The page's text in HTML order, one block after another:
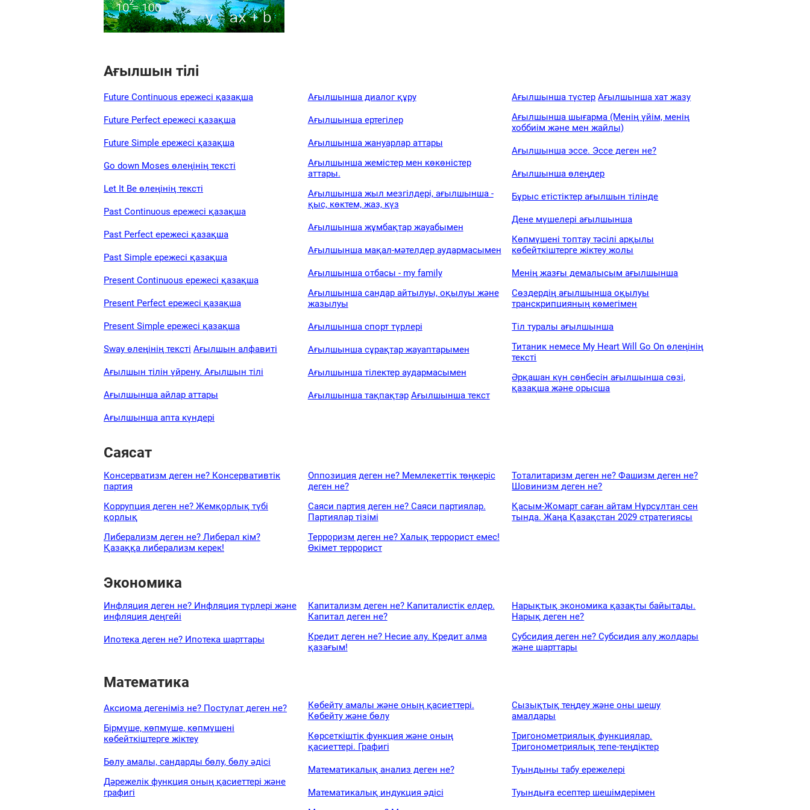
Ағылшын тілі
Future Continuous ережесі қазақша
Future Perfect ережесі қазақша
Future Simple ережесі қазақша
Go down Moses өлеңінің тексті
Let It Be өлеңінің тексті
Past Continuous ережесі қазақша
Past Perfect ережесі қазақша
Past Simple ережесі қазақша
Present Continuous ережесі қазақша
Present Perfect ережесі қазақша
Present Simple ережесі қазақша
Sway өлеңінің тексті Ағылшын алфавиті
Ағылшын тілін үйрену. Ағылшын тілі
Ағылшынша айлар аттары
Ағылшынша апта күндері
Ағылшынша диалог құру
Ағылшынша ертегілер
Ағылшынша жануарлар аттары
Ағылшынша жемістер мен көкөністер
аттары.
Ағылшынша жыл мезгілдері, ағылшынша -
қыс, көктем, жаз, күз
Ағылшынша жұмбақтар жауабымен
Ағылшынша мақал-мәтелдер аудармасымен
Ағылшынша отбасы - my family
Ағылшынша сандар айтылуы, оқылуы және
жазылуы
Ағылшынша спорт түрлері
Ағылшынша сұрақтар жауаптарымен
Ағылшынша тілектер аудармасымен
Ағылшынша тақпақтар Ағылшынша текст
Ағылшынша түстер Ағылшынша хат жазу
Ағылшынша шығарма (Менің үйім, менің
хоббиім және мен жайлы)
Ағылшынша эссе. Эссе деген не?
Ағылшынша өлеңдер
Бұрыс етістіктер ағылшын тілінде
Дене мүшелері ағылшынша
Көпмүшені топтау тәсілі арқылы
көбейткіштерге жіктеу жолы
Менің жазғы демалысым ағылшынша
Сөздердің ағылшынша оқылуы
транскрипцияның көмегімен
Тіл туралы ағылшынша
Титаник немесе My Heart Will Go On өлеңінің
тексті
Әрқашан күн сөнбесін ағылшынша сөзі,
қазақша және орысша
Саясат
Консерватизм деген не? Консервативтік
партия
Коррупция деген не? Жемқорлық түбі
қорлық
Либерализм деген не? Либерал кім?
Қазаққа либерализм керек!
Оппозиция деген не? Мемлекеттік төңкеріс
деген не?
Саяси партия деген не? Саяси партиялар.
Партиялар тізімі
Терроризм деген не? Халық террорист емес!
Өкімет террорист
Тоталитаризм деген не? Фашизм деген не?
Шовинизм деген не?
Қасым-Жомарт саған айтам Нұрсұлтан сен
тында. Жаңа Қазақстан 2029 стратегиясы
Экономика
Инфляция деген не? Инфляция түрлері және
инфляция деңгейі
Ипотека деген не? Ипотека шарттары
Капитализм деген не? Капиталистік елдер.
Капитал деген не?
Кредит деген не? Несие алу. Кредит алма
қазағым!
Нарықтық экономика қазақты байытады.
Нарық деген не?
Субсидия деген не? Субсидия алу жолдары
және шарттары
Математика
Аксиома дегеніміз не? Постулат деген не?
Бірмүше, көпмүше, көпмүшені
көбейткіштерге жіктеу
Бөлу амалы, сандарды бөлу, бөлу әдісі
Дәрежелік функция оның қасиеттері және
графигі
Көбейту амалы және оның қасиеттері.
Көбейту және бөлу
Көрсеткіштік функция және оның
қасиеттері. Графигі
Математикалық анализ деген не?
Математикалық индукция әдісі
Сызықтық теңдеу және оны шешу
амалдары
Тригонометриялық функциялар.
Тригонометриялық тепе-теңдіктер
Туындыны табу ережелері
Туындыға есептер шешімдерімен